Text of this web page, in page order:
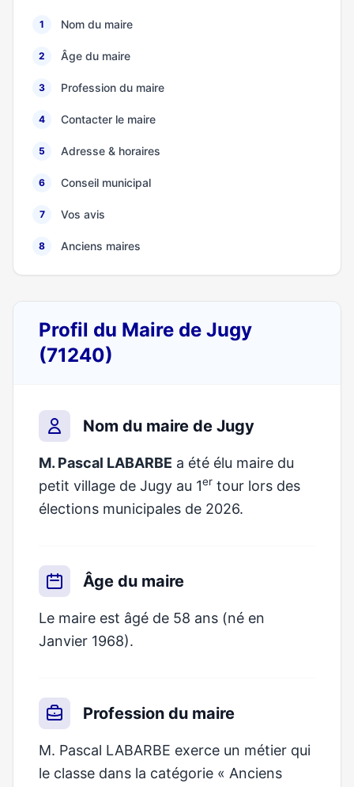
1 Nom du maire
2 Âge du maire
3 Profession du maire
4 Contacter le maire
5 Adresse & horaires
6 Conseil municipal
7 Vos avis
8 Anciens maires
Profil du Maire de Jugy
(71240)
Nom du maire de Jugy
M. Pascal LABARBE a été élu maire du
petit village de Jugy au 1er tour lors des
élections municipales de 2026.
Âge du maire
Le maire est âgé de 58 ans (né en
Janvier 1968).
Profession du maire
M. Pascal LABARBE exerce un métier qui
le classe dans la catégorie « Anciens